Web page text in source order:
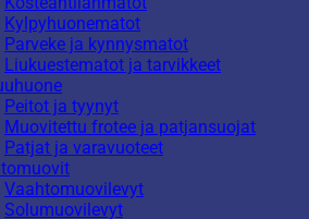
Kylpyhuonematot
Parveke ja kynnysmatot
Liukuestematot ja tarvikkeet
Peitot ja tyynyt
Muovitettu frotee ja patjansuojat
Patjat ja varavuoteet
Vaahtomuovilevyt
Solumuovilevyt